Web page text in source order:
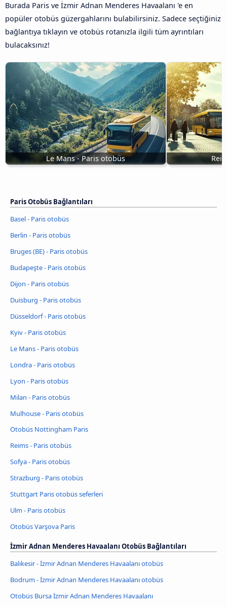
Burada Paris ve İzmir Adnan Menderes Havaalanı 'e en
popüler otobüs güzergahlarını bulabilirsiniz. Sadece seçtiğiniz
bağlantıya tıklayın ve otobüs rotanızla ilgili tüm ayrıntıları
bulacaksınız!
Le Mans - Paris otobüs
Paris Otobüs Bağlantıları
Basel - Paris otobüs
Berlin - Paris otobüs
Bruges (BE) - Paris otobüs
Budapeşte - Paris otobüs
Dijon - Paris otobüs
Duisburg - Paris otobüs
Düsseldorf - Paris otobüs
Kyiv - Paris otobüs
Le Mans - Paris otobüs
Londra - Paris otobüs
Lyon - Paris otobüs
Milan - Paris otobüs
Mulhouse - Paris otobüs
Otobüs Nottingham Paris
Reims - Paris otobüs
Sofya - Paris otobüs
Strazburg - Paris otobüs
Stuttgart Paris otobüs seferleri
Ulm - Paris otobüs
Otobüs Varşova Paris
İzmir Adnan Menderes Havaalanı Otobüs Bağlantıları
Balıkesir - İzmir Adnan Menderes Havaalanı otobüs
Bodrum - İzmir Adnan Menderes Havaalanı otobüs
Otobüs Bursa İzmir Adnan Menderes Havaalanı